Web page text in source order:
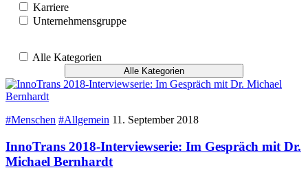
Karriere
Unternehmensgruppe
Alle Kategorien
Alle Kategorien
#Menschen #Allgemein 11. September 2018
InnoTrans 2018-Interviewserie: Im Gespräch mit Dr.
Michael Bernhardt